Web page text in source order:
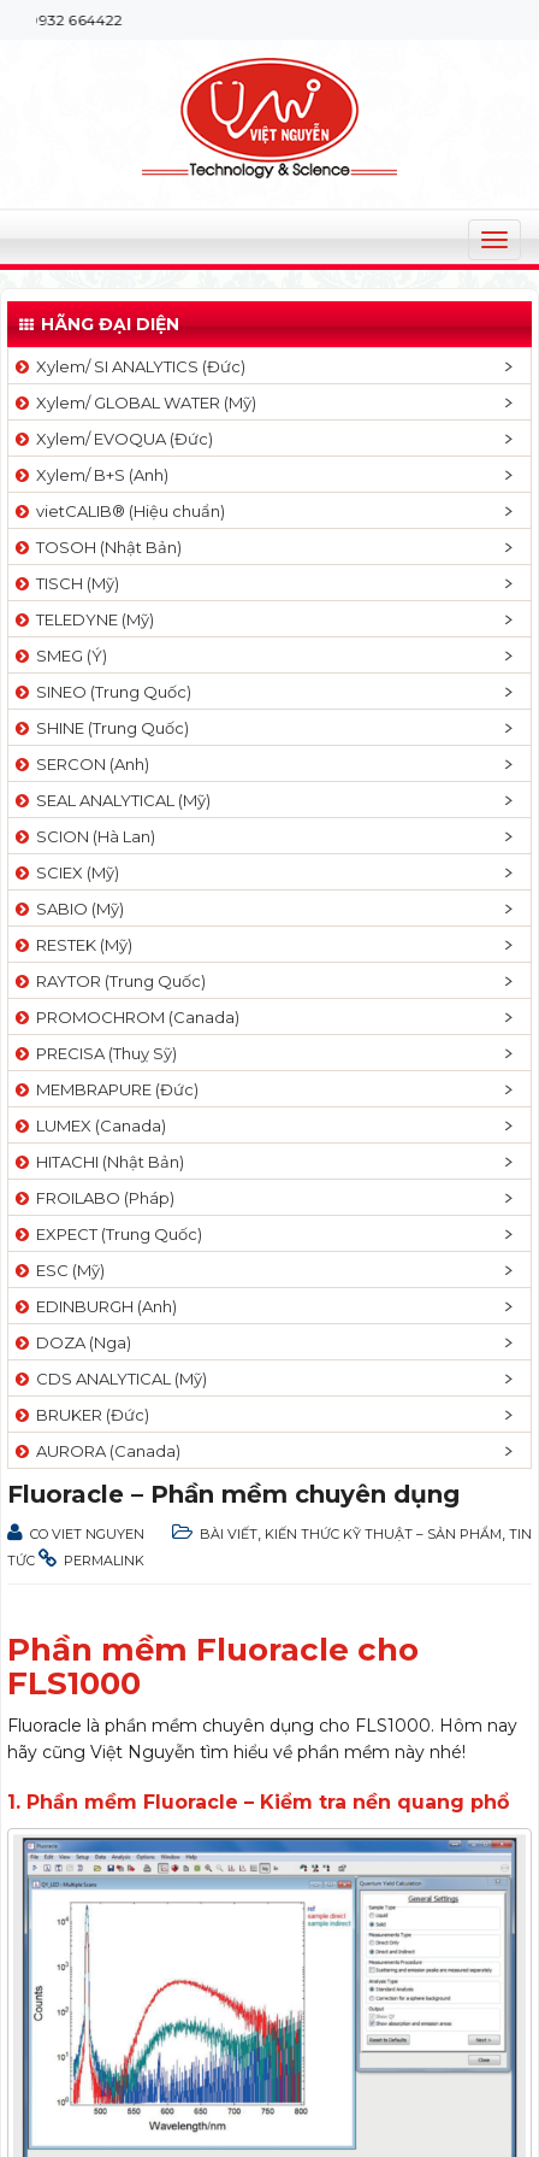
T
o
g
l
v
a
t
n
HÃNG ĐẠI DIỆN
Xylem/ SI ANALYTICS (Đức)
Xylem/ GLOBAL WATER (Mỹ)
Xylem/ EVOQUA (Đức)
Xylem/ B+S (Anh)
vietCALIB® (Hiệu chuẩn)
TOSOH (Nhật Bản)
TISCH (Mỹ)
TELEDYNE (Mỹ)
SMEG (Ý)
SINEO (Trung Quốc)
SHINE (Trung Quốc)
SERCON (Anh)
SEAL ANALYTICAL (Mỹ)
SCION (Hà Lan)
SCIEX (Mỹ)
SABIO (Mỹ)
RESTEK (Mỹ)
RAYTOR (Trung Quốc)
PROMOCHROM (Canada)
PRECISA (Thuỵ Sỹ)
MEMBRAPURE (Đức)
LUMEX (Canada)
HITACHI (Nhật Bản)
FROILABO (Pháp)
EXPECT (Trung Quốc)
ESC (Mỹ)
EDINBURGH (Anh)
DOZA (Nga)
CDS ANALYTICAL (Mỹ)
BRUKER (Đức)
AURORA (Canada)
Fluoracle – Phần mềm chuyên dụng
CO VIET NGUYEN BÀI VIẾT KIẾN THỨC KỸ THUẬT – SẢN PHẨM TIN
TỨC
PERMALINK
Phần mềm Fluoracle cho
FLS1000
Fluoracle là phần mềm chuyên dụng cho FLS1000. Hôm nay
hãy cũng Việt Nguyễn tìm hiểu về phần mềm này nhé!
1. Phần mềm Fluoracle – Kiểm tra nền quang phổ